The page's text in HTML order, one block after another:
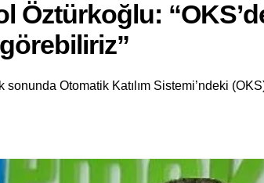
Öztürkoğlu:
Otomatik Katılım Sistemi’ndeki